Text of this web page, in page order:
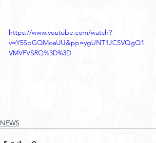
https://www.youtube.com/watch?
v=Y5SpGQMoaUU&pp=ygUNT1JCSVQgQ1
VMVFVSRQ%3D%3D
NEWS